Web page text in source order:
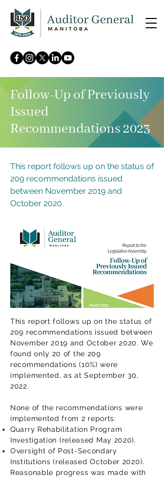
Follow-Up of Previously
Issued
Recommendations 2023
This report follows up on the status of
209 recommendations issued
between November 2019 and
October 2020.
This report follows up on the status of
209 recommendations issued between
November 2019 and October 2020. We
found only 20 of the 209
recommendations (10%) were
implemented, as at September 30,
2022.
None of the recommendations were
implemented from 2 reports:
Quarry Rehabilitation Program
Investigation (released May 2020).
Oversight of Post-Secondary
Institutions (released October 2020).
Reasonable progress was made with